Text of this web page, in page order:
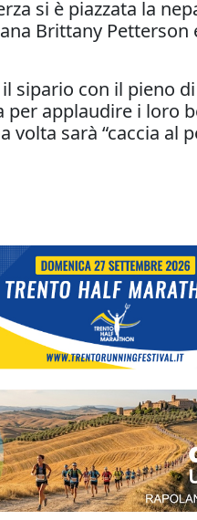
si è piazzata la
Brittany
sipario con il pieno
per applaudire i loro
volta sarà “caccia al